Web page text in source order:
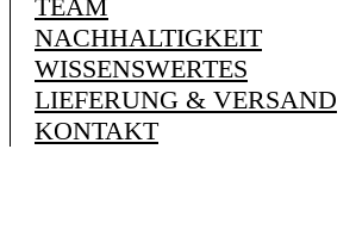
TEAM
NACHHALTIGKEIT
WISSENSWERTES
LIEFERUNG & VERSAND
KONTAKT